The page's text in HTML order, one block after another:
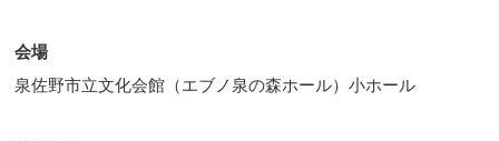
会場
泉佐野市立文化会館（エブノ泉の森ホール）小ホール